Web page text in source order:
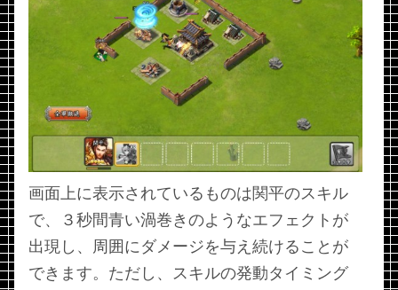
画面上に表示されているものは関平のスキル
で、３秒間青い渦巻きのようなエフェクトが
出現し、周囲にダメージを与え続けることが
できます。ただし、スキルの発動タイミング